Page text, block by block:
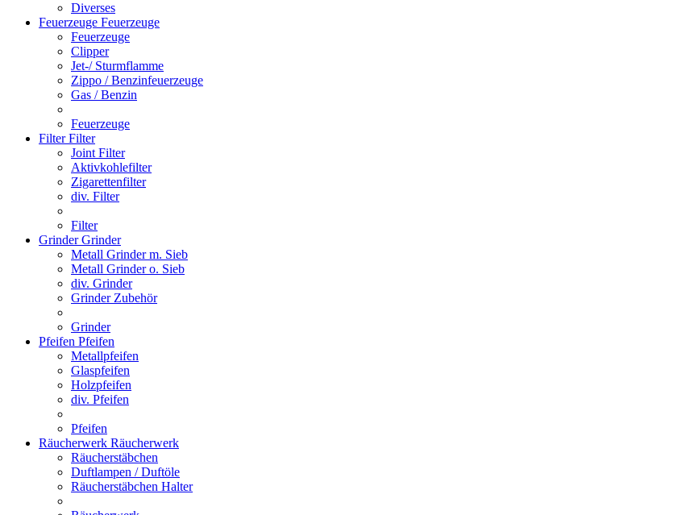
Diverses
Feuerzeuge Feuerzeuge
Feuerzeuge
Clipper
Jet-/ Sturmflamme
Zippo / Benzinfeuerzeuge
Gas / Benzin
Feuerzeuge
FilterFilter
Joint Filter
Aktivkohlefilter
Zigarettenfilter
div. Filter
Filter
GrinderGrinder
Metall Grinder m. Sieb
Metall Grinder o. Sieb
div. Grinder
Grinder Zubehör
Grinder
Pfeifen Pfeifen
Metallpfeifen
Glaspfeifen
Holzpfeifen
div. Pfeifen
Pfeifen
Räucherwerk Räucherwerk
Räucherstäbchen
Duftlampen / Duftöle
Räucherstäbchen Halter